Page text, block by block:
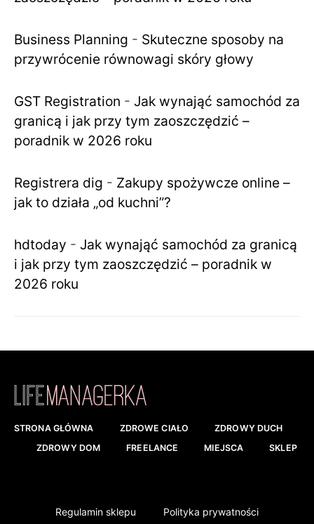
Business Planning - Skuteczne sposoby na
przywrócenie równowagi skóry głowy
GST Registration - Jak wynająć samochód za
granicą i jak przy tym zaoszczędzić –
poradnik w 2026 roku
Registrera dig - Zakupy spożywcze online –
jak to działa „od kuchni”?
hdtoday - Jak wynająć samochód za granicą
i jak przy tym zaoszczędzić – poradnik w
2026 roku
STRONA GŁÓWNA ZDROWE CIAŁO
ZDROWY DUCH
ZDROWY DOM
FREELANCE MIEJSCA SKLEP
Regulamin sklepu Polityka prywatności